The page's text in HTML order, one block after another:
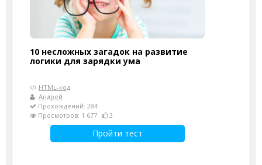
10 несложных загадок на развитие
логики для зарядки ума
HTML-код
Андрей
Прохождений: 284
Просмотров: 1 677
3
Пройти тест